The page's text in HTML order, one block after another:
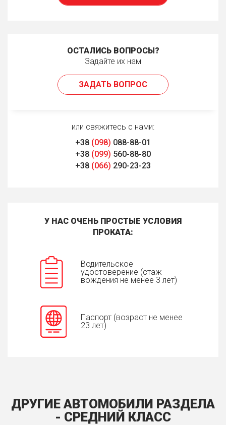
ОСТАЛИСЬ ВОПРОСЫ?
Задайте их нам
ЗАДАТЬ ВОПРОС
или свяжитесь с нами:
+38 (098) 088-88-01
+38 (099) 560-88-80
+38 (066) 290-23-23
У НАС ОЧЕНЬ ПРОСТЫЕ УСЛОВИЯ
ПРОКАТА:
Водительское
удостоверение (стаж
вождения не менее 3 лет)
Паспорт (возраст не менее
23 лет)
ДРУГИЕ АВТОМОБИЛИ РАЗДЕЛА
- СРЕДНИЙ КЛАСС